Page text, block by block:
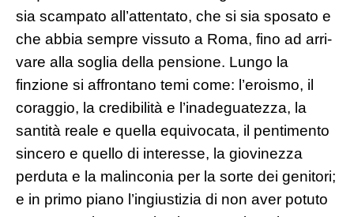
sia scampato all’attentato, che si sia sposato e
che abbia sempre vissuto a Roma, fino ad arri­
vare alla soglia della pensione. Lungo la
finzione si affrontano temi come: l’eroismo, il
coraggio, la credibilità e l’inadeguatezza, la
santità reale e quella equivocata, il pentimento
sincero e quel­lo di interesse, la giovinezza
perduta e la malin­conia per la sorte dei genitori;
e in primo piano l’ingiustizia di non aver potuto